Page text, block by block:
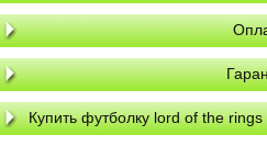
Купить футболку lord of the